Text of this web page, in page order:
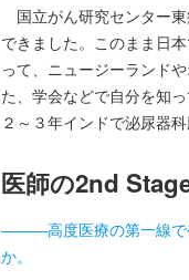
国立がん研究センター
できました。このまま日
って、ニュージーランド
た、学会などで自分を知
２～３年インドで泌尿器
医師の2nd
―――高度医療の第一線で
か。